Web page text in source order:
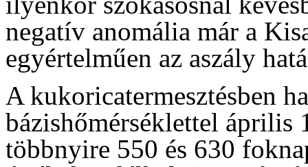
negatív anomália már a
egyértelműen az aszály
A kukoricatermesztésben
bázishőmérséklettel
többnyire 550 és 630